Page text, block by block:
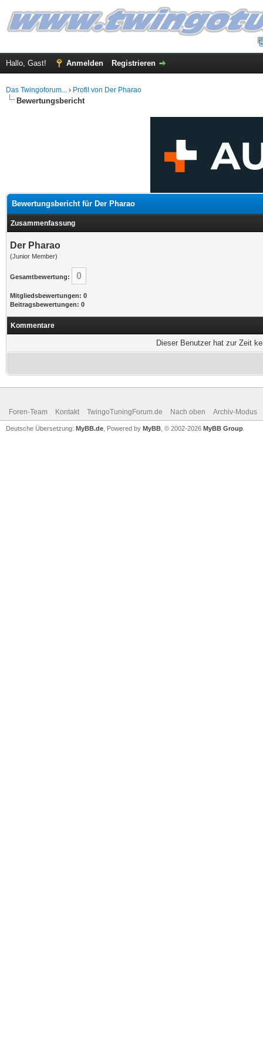
Hallo, Gast! Anmelden Registrieren
Das Twingoforum... › Profil von Der Pharao
Bewertungsbericht
Bewertungsbericht für Der Pharao
Zusammenfassung
Der Pharao
(Junior Member)
Gesamtbewertung: 0
Mitgliedsbewertungen: 0
Beitragsbewertungen: 0
Kommentare
Dieser Benutzer hat zur Zeit
Foren-Team Kontakt TwingoTuningForum.de Nach oben Archiv-Modus
Deutsche Übersetzung: MyBB.de , Powered by MyBB , © 2002-2026 MyBB Group